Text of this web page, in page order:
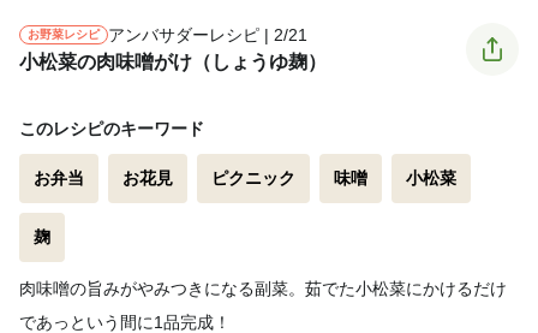
お野菜レシピ アンバサダーレシピ | 2/21
小松菜の肉味噌がけ（しょうゆ麹）
このレシピのキーワード
お弁当 お花見 ピクニック 味噌 小松菜
麹
肉味噌の旨みがやみつきになる副菜。茹でた小松菜にかけるだけ
であっという間に1品完成！